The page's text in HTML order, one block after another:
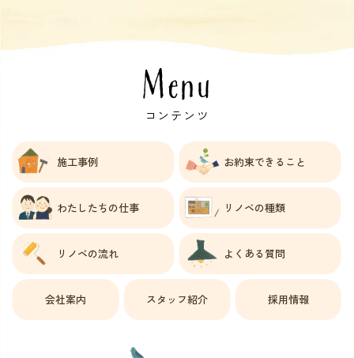
Menu
コンテンツ
施工事例 お約束できること
わたしたちの仕事 リノベの種類
リノベの流れ よくある質問
会社案内 スタッフ紹介 採用情報